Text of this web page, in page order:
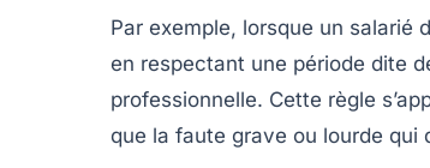
Par exemple, lorsque un salarié
en respectant une période dite
professionnelle. Cette règle
que la faute grave ou lourde qui